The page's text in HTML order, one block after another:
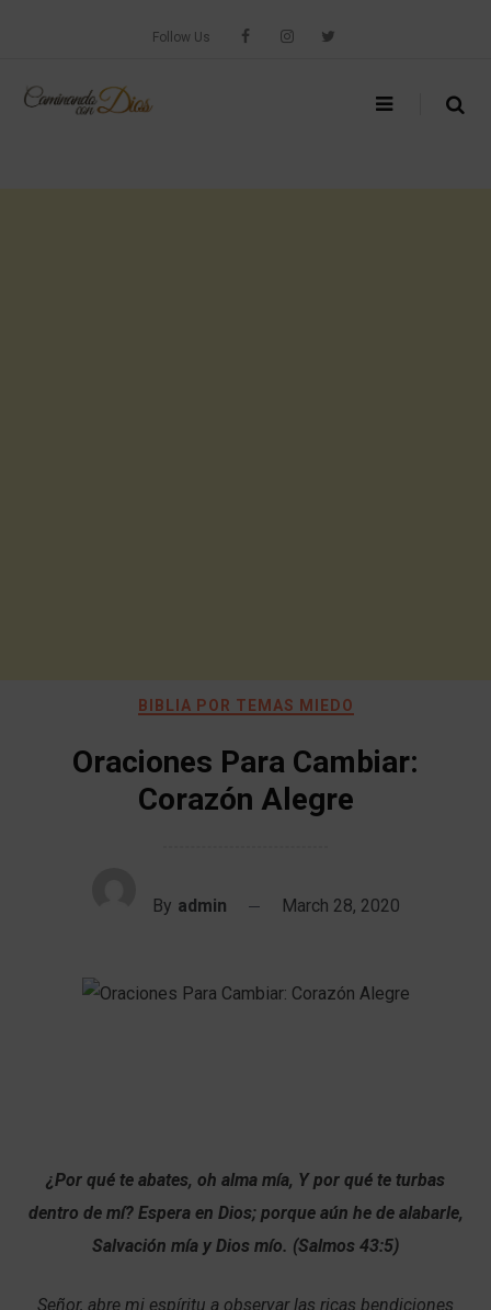
Follow Us
BIBLIA POR TEMAS MIEDO
Oraciones Para Cambiar:
Corazón Alegre
By admin March 28, 2020
¿Por qué te abates, oh alma mía, Y por qué te turbas
dentro de mí? Espera en Dios; porque aún he de alabarle,
Salvación mía y Dios mío. (Salmos 43:5)
Señor, abre mi espíritu a observar las ricas bendiciones